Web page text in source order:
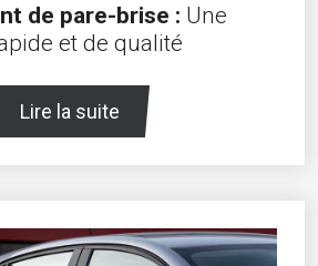
de pare-brise : Une
et de qualité
Lire la suite